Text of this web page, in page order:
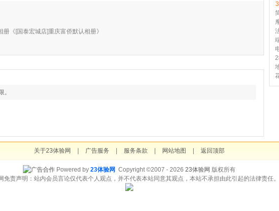
《[国泰宏城店]重庆富侨默认相册》
。
3
关于23体验网 广告服务 服务条款 网站地图 返回顶部
Powered by 23体验网 Copyright ©2007 - 2026 23体验网 版权所有
免责声明：站内会员言论仅代表个人观点，并不代表本站同意其观点，本站不承担由此引起的法律责任。